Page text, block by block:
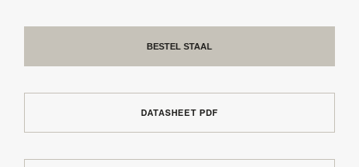
BESTEL STAAL
DATASHEET PDF